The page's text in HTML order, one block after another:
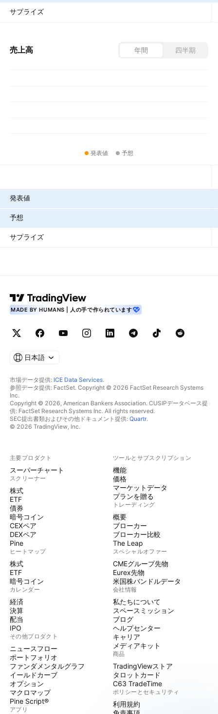
サプライズ
売上高 年間 四半期
発表値 予想
発表値
予想
サプライズ
MADE BY HUMANS | 人の手で作られています
日本語
市場データ提供: ICE Data Services.
参照データ提供: FactSet. Copyright © 2026 FactSet Research Systems
Inc.
Copyright © 2026, American Bankers Association. CUSIPデータベース提
供: FactSet Research Systems Inc. All rights reserved.
SEC提出書類およびその他ドキュメント提供: Quartr.
© 2026 TradingView, Inc.
主要プロダクト
スーパーチャート
スクリーナー
株式
ETF
債券
暗号コイン
CEXペア
DEXペア
Pine
ヒートマップ
株式
ETF
暗号コイン
カレンダー
経済
決算
配当
IPO
その他プロダクト
ニュースフロー
ポートフォリオ
ファンダメンタルグラフ
イールドカーブ
オプション
マクロマップ
Pine Script®
アプリ
ツールとサブスクリプション
機能
価格
マーケットデータ
プランを贈る
トレーディング
概要
ブローカー
ブローカー比較
The Leap
スペシャルオファー
CMEグループ先物
Eurex先物
米国株バンドルデータ
会社情報
私たちについて
スペースミッション
ブログ
ヘルプセンター
キャリア
メディアキット
商品
TradingViewストア
タロットカード
C63 TradeTime
ポリシーとセキュリティ
利用規約